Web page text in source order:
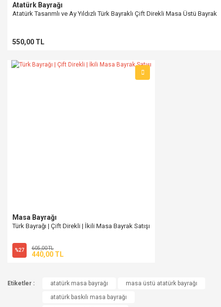
Atatürk Bayrağı
Atatürk Tasarımlı ve Ay Yıldızlı Türk Bayraklı Çift Direkli Masa Üstü Bayrak
550,00 TL
Masa Bayrağı
Türk Bayrağı | Çift Direkli | İkili Masa Bayrak Satışı
%27 605,00 TL
440,00 TL
Etiketler : atatürk masa bayrağı
masa üstü atatürk bayrağı
atatürk baskılı masa bayrağı